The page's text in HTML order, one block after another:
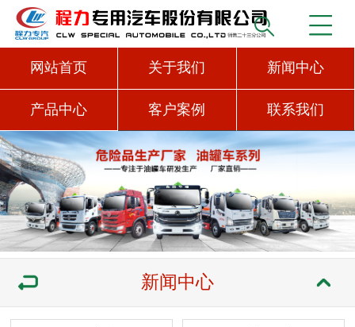
网站首页 关于我们 新闻中心
产品中心 客户案例 联系我们
新闻中心